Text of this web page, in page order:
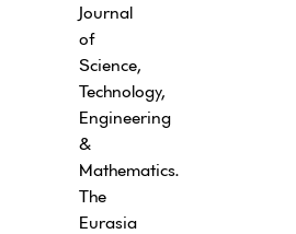
Journal
of
Science,
Technology,
Engineering
&
Mathematics.
The
Eurasia